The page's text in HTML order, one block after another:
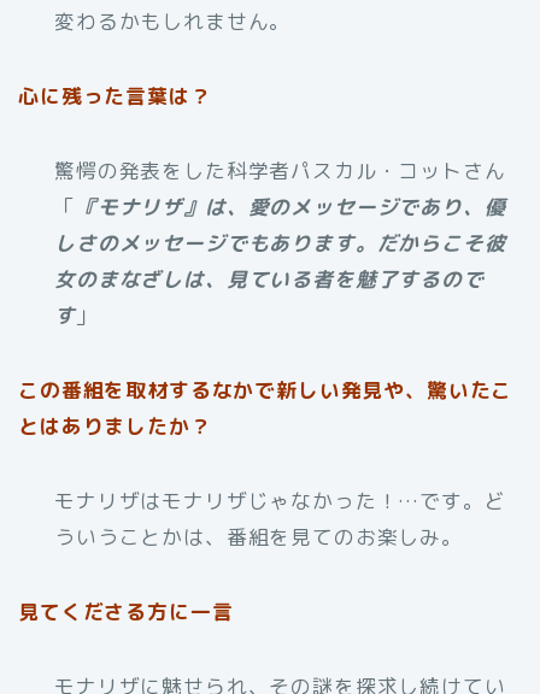
変わるかもしれません。
心に残った言葉は？
驚愕の発表をした科学者パスカル・コットさん
「 『モナリザ』は、愛のメッセージであり、優
しさのメッセージでもあります。だからこそ彼
女のまなざしは、見ている者を魅了するので
す」
この番組を取材するなかで新しい発見や、驚いたこ
とはありましたか？
モナリザはモナリザじゃなかった！…です。ど
ういうことかは、番組を見てのお楽しみ。
見てくださる方に一言
モナリザに魅せられ、その謎を探求し続けてい